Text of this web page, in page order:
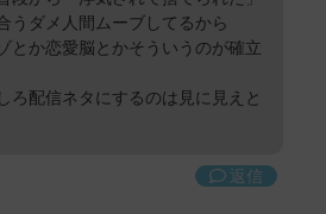
うダメ人間ムーブしてるから
とか恋愛脳とかそういうのが確立
ろ配信ネタにするのは見に見えと
返信